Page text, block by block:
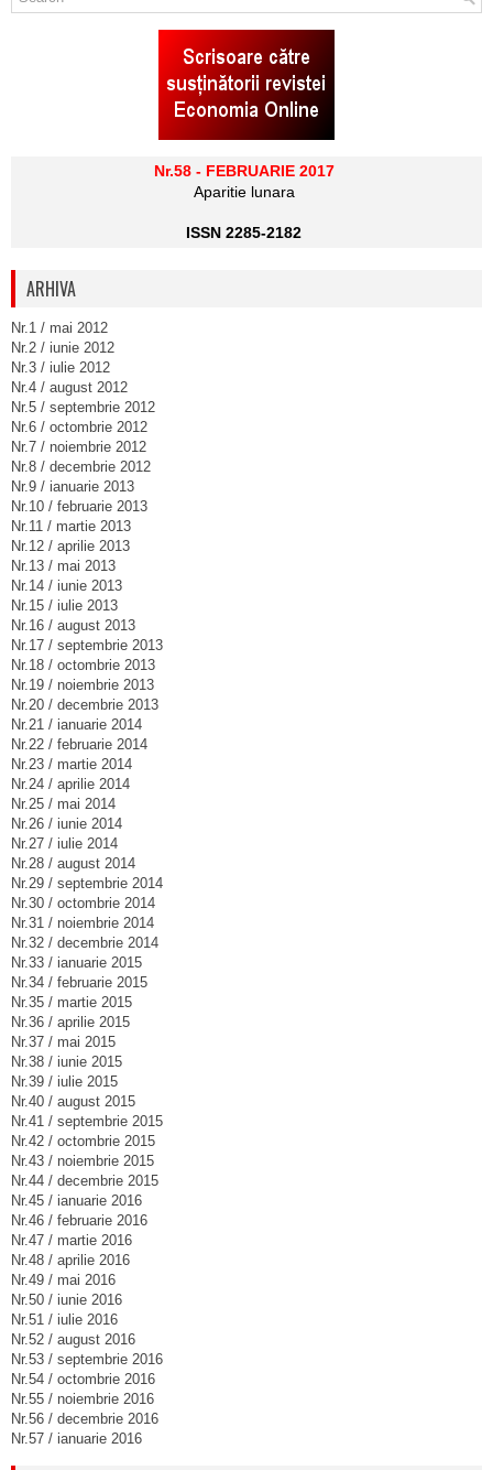
Nr.58 - FEBRUARIE 2017
Aparitie lunara
ISSN 2285-2182
ARHIVA
Nr.1 / mai 2012
Nr.2 / iunie 2012
Nr.3 / iulie 2012
Nr.4 / august 2012
Nr.5 / septembrie 2012
Nr.6 / octombrie 2012
Nr.7 / noiembrie 2012
Nr.8 / decembrie 2012
Nr.9 / ianuarie 2013
Nr.10 / februarie 2013
Nr.11 / martie 2013
Nr.12 / aprilie 2013
Nr.13 / mai 2013
Nr.14 / iunie 2013
Nr.15 / iulie 2013
Nr.16 / august 2013
Nr.17 / septembrie 2013
Nr.18 / octombrie 2013
Nr.19 / noiembrie 2013
Nr.20 / decembrie 2013
Nr.21 / ianuarie 2014
Nr.22 / februarie 2014
Nr.23 / martie 2014
Nr.24 / aprilie 2014
Nr.25 / mai 2014
Nr.26 / iunie 2014
Nr.27 / iulie 2014
Nr.28 / august 2014
Nr.29 / septembrie 2014
Nr.30 / octombrie 2014
Nr.31 / noiembrie 2014
Nr.32 / decembrie 2014
Nr.33 / ianuarie 2015
Nr.34 / februarie 2015
Nr.35 / martie 2015
Nr.36 / aprilie 2015
Nr.37 / mai 2015
Nr.38 / iunie 2015
Nr.39 / iulie 2015
Nr.40 / august 2015
Nr.41 / septembrie 2015
Nr.42 / octombrie 2015
Nr.43 / noiembrie 2015
Nr.44 / decembrie 2015
Nr.45 / ianuarie 2016
Nr.46 / februarie 2016
Nr.47 / martie 2016
Nr.48 / aprilie 2016
Nr.49 / mai 2016
Nr.50 / iunie 2016
Nr.51 / iulie 2016
Nr.52 / august 2016
Nr.53 / septembrie 2016
Nr.54 / octombrie 2016
Nr.55 / noiembrie 2016
Nr.56 / decembrie 2016
Nr.57 / ianuarie 2016